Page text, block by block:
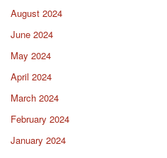
August 2024
June 2024
May 2024
April 2024
March 2024
February 2024
January 2024